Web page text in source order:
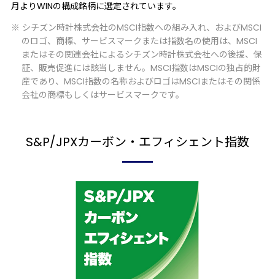
月よりWINの構成銘柄に選定されています。
※ シチズン時計株式会社のMSCI指数への組み入れ、およびMSCI
のロゴ、商標、サービスマークまたは指数名の使用は、MSCI
またはその関連会社によるシチズン時計株式会社への後援、保
証、販売促進には該当しません。MSCI指数はMSCIの独占的財
産であり、MSCI指数の名称およびロゴはMSCIまたはその関係
会社の商標もしくはサービスマークです。
S&P/JPXカーボン・ エフィシェント指数